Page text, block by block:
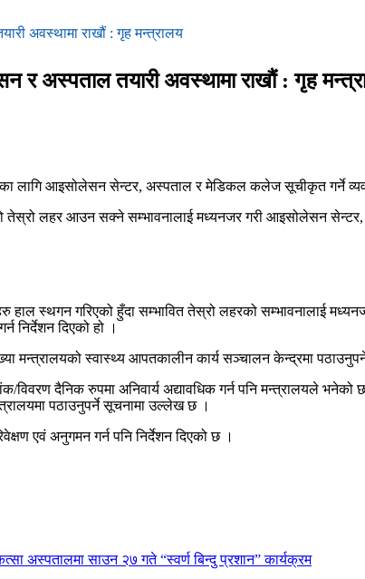
अवस्थामा राखौं : गृह मन्त्रालय
अस्पताल तयारी अवस्थामा राखौं : गृह
लागि आइसोलेसन सेन्टर, अस्पताल र मेडिकल कलेज सूचीकृत गर्ने
तेस्रो लहर आउन सक्ने सम्भावनालाई मध्यनजर गरी आइसोलेसन
हाल स्थगन गरिएको हुँदा सम्भावित तेस्रो लहरको सम्भावनालाई
दिएको हो ।
स्वास्थ्य आपतकालीन कार्य सञ्चालन केन्द्रमा
दैनिक रुपमा अनिवार्य अद्यावधिक गर्न पनि मन्त्रालयले
पठाउनुपर्ने सूचनामा उल्लेख छ ।
एवं अनुगमन गर्न पनि निर्देशन दिएको छ ।
अस्पतालमा साउन २७ गते “स्वर्ण बिन्दु प्रशान” कार्यक्रम